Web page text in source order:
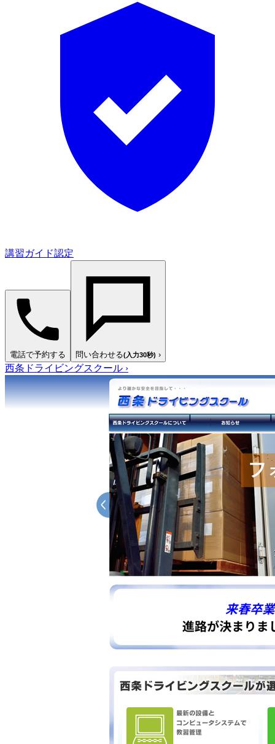
講習ガイド認定
電話で予約する 問い合わせる(入力30秒) ›
西条ドライビングスクール ›